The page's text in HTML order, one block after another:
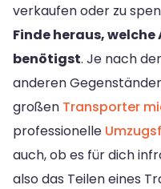
verkaufen oder zu
Finde heraus,
benötigst. Je nach
anderen
großen Transporter
professionelle
auch, ob es für dich
also das Teilen eines